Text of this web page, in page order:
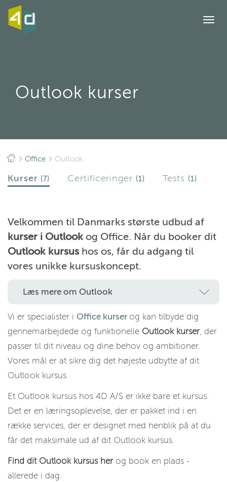
Outlook kurser
Office Outlook
Kurser (7) Certificeringer (1) Tests (1)
Velkommen til Danmarks største udbud af
kurser i Outlook og Office. Når du booker dit
Outlook kursus hos os, får du adgang til
vores unikke kursuskoncept.
Læs mere om Outlook
Vi er specialister i Office kurser og kan tilbyde dig
gennemarbejdede og funktionelle Outlook kurser, der
passer til dit niveau og dine behov og ambitioner.
Vores mål er at sikre dig det højeste udbytte af dit
Outlook kursus.
Et Outlook kursus hos 4D A/S er ikke bare et kursus.
Det er en læringsoplevelse, der er pakket ind i en
række services, der er designet med henblik på at du
får det maksimale ud af dit Outlook kursus.
Find dit Outlook kursus her og book en plads -
allerede i dag.